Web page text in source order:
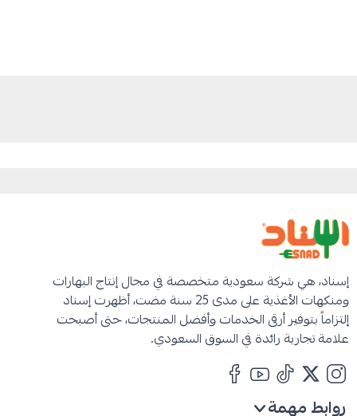
شركة اسناد المحدودة
إسناد، هي شركة سعودية متخصصة في مجال إنتاج البهارات
ومنكهات الأغذية على مدى 25 سنة مضت، أظهرت إسناد
إلتزاماً بتوفير أرقى الخدمات وأفضل المنتجات، حتى أصبحت
علامة تجارية رائدة في السوق السعودي.
روابط مهمة